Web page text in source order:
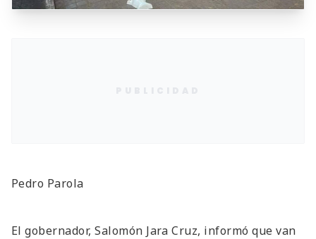
Pedro Parola
El gobernador, Salomón Jara Cruz, informó que van